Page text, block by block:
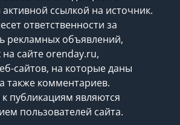
ссылкой на источник.
ответственности за
рекламных объявлений,
сайте orenday.ru,
сайтов, на которые даны
также комментариев.
публикациям являются
пользователей сайта.